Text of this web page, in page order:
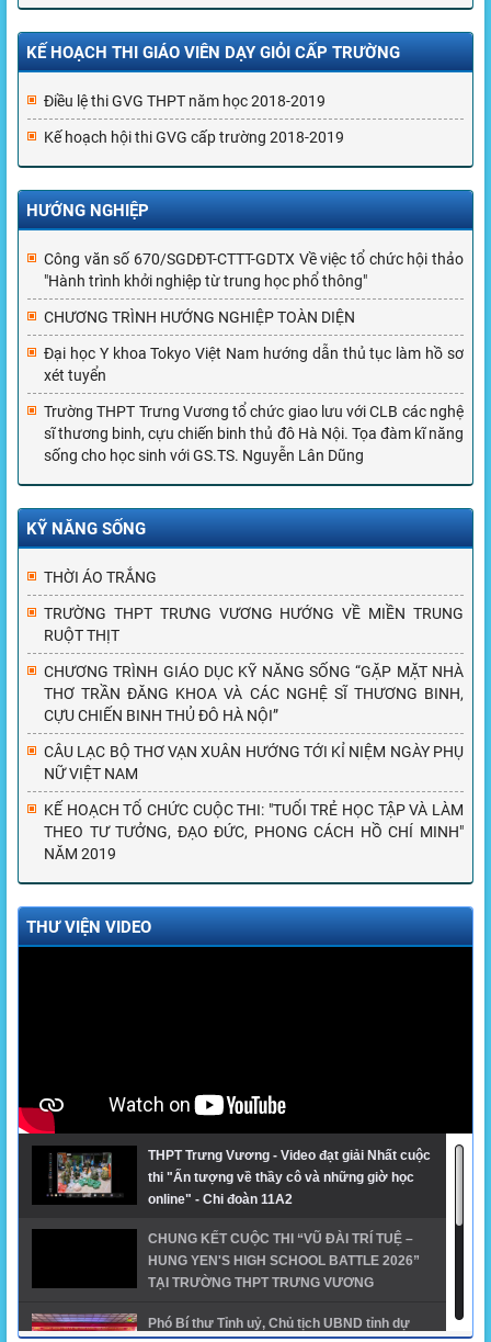
KẾ HOẠCH THI GIÁO VIÊN DẠY GIỎI CẤP TRƯỜNG
Điều lệ thi GVG THPT năm học 2018-2019
Kế hoạch hội thi GVG cấp trường 2018-2019
HƯỚNG NGHIỆP
Công văn số 670/SGDĐT-CTTT-GDTX Về việc tổ chức hội thảo
"Hành trình khởi nghiệp từ trung học phổ thông"
CHƯƠNG TRÌNH HƯỚNG NGHIỆP TOÀN DIỆN
Đại học Y khoa Tokyo Việt Nam hướng dẫn thủ tục làm hồ sơ
xét tuyển
Trường THPT Trưng Vương tổ chức giao lưu với CLB các nghệ
sĩ thương binh, cựu chiến binh thủ đô Hà Nội. Tọa đàm kĩ năng
sống cho học sinh với GS.TS. Nguyễn Lân Dũng
KỸ NĂNG SỐNG
THỜI ÁO TRẮNG
TRƯỜNG THPT TRƯNG VƯƠNG HƯỚNG VỀ MIỀN TRUNG
RUỘT THỊT
CHƯƠNG TRÌNH GIÁO DỤC KỸ NĂNG SỐNG “GẶP MẶT NHÀ
THƠ TRẦN ĐĂNG KHOA VÀ CÁC NGHỆ SĨ THƯƠNG BINH,
CỰU CHIẾN BINH THỦ ĐÔ HÀ NỘI”
CÂU LẠC BỘ THƠ VẠN XUÂN HƯỚNG TỚI KỈ NIỆM NGÀY PHỤ
NỮ VIỆT NAM
KẾ HOẠCH TỔ CHỨC CUỘC THI: "TUỔI TRẺ HỌC TẬP VÀ LÀM
THEO TƯ TƯỞNG, ĐẠO ĐỨC, PHONG CÁCH HỒ CHÍ MINH"
NĂM 2019
THƯ VIỆN VIDEO
THPT Trưng Vương - Video đạt giải Nhất cuộc
thi "Ấn tượng về thầy cô và những giờ học
online" - Chi đoàn 11A2
CHUNG KẾT CUỘC THI “VŨ ĐÀI TRÍ TUỆ –
HUNG YEN'S HIGH SCHOOL BATTLE 2026”
TẠI TRƯỜNG THPT TRƯNG VƯƠNG
Phó Bí thư Tỉnh uỷ, Chủ tịch UBND tỉnh dự